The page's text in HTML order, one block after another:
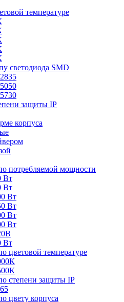
температуре
светодиода SMD
защиты IP
корпуса
потребляемой мощности
Вт
Вт
Вт
Вт
Вт
Вт
Вт
цветовой температуре
степени защиты IP
цвету корпуса